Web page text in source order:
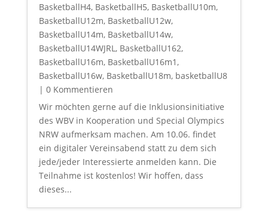
BasketballH4, BasketballH5, BasketballU10m,
BasketballU12m, BasketballU12w,
BasketballU14m, BasketballU14w,
BasketballU14WJRL , BasketballU162,
BasketballU16m, BasketballU16m1 ,
BasketballU16w, BasketballU18m, basketballU8
| 0 Kommentieren
Wir möchten gerne auf die Inklusionsinitiative
des WBV in Kooperation und Special Olympics
NRW aufmerksam machen. Am 10.06. findet
ein digitaler Vereinsabend statt zu dem sich
jede/jeder Interessierte anmelden kann. Die
Teilnahme ist kostenlos! Wir hoffen, dass
dieses...